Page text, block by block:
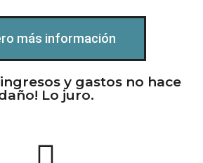
más información
y gastos no hace
Lo juro.